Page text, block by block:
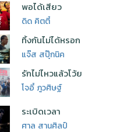
พอได้เสียว
ดิด คิตตี้
ทิ้งกันไม่ได้หรอก
แจ๊ส สปุ๊กนิค
รักไม่ไหวแล้วโว้ย
โจอี้ ภูวศิษฐ์
ระเบิดเวลา
ศาล สานศิลป์